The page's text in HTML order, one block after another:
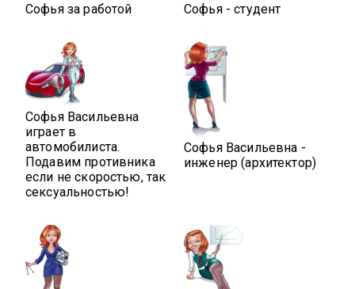
Софья за работой Софья - студент
Софья Васильевна
играет в
автомобилиста.
Подавим противника
если не скоростью, так
сексуальностью!
Софья Васильевна -
инженер (архитектор)